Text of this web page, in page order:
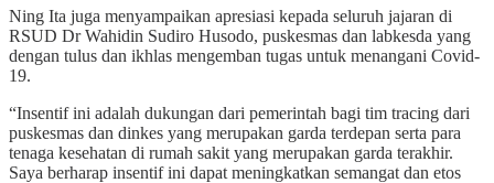
Ning Ita juga menyampaikan apresiasi kepada seluruh jajaran di
RSUD Dr Wahidin Sudiro Husodo, puskesmas dan labkesda yang
dengan tulus dan ikhlas mengemban tugas untuk menangani Covid-
19.
“Insentif ini adalah dukungan dari pemerintah bagi tim tracing dari
puskesmas dan dinkes yang merupakan garda terdepan serta para
tenaga kesehatan di rumah sakit yang merupakan garda terakhir.
Saya berharap insentif ini dapat meningkatkan semangat dan etos